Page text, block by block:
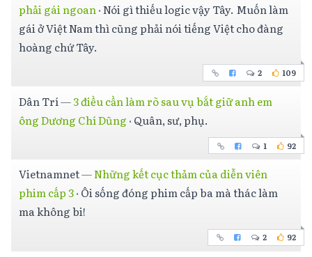
phải gái ngoan·Nói gì thiếu logic vậy Tây. Muốn làm
gái ở Việt Nam thì cũng phải nói tiếng Việt cho đàng
hoàng chứ Tây.
2 109
Dân Trí—3 điều cần làm rõ sau vụ bắt giữ anh em
ông Dương Chí Dũng · Quân, sư, phụ.
1 92
Vietnamnet—Những kết cục thảm của diễn viên
phim cấp 3· Ôi sống đóng phim cấp ba mà thác làm
ma không bi!
2 92